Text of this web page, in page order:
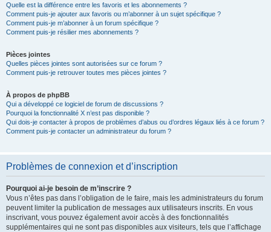
Quelle est la différence entre les favoris et les abonnements ?
Comment puis-je ajouter aux favoris ou m’abonner à un sujet spécifique ?
Comment puis-je m’abonner à un forum spécifique ?
Comment puis-je résilier mes abonnements ?
Pièces jointes
Quelles pièces jointes sont autorisées sur ce forum ?
Comment puis-je retrouver toutes mes pièces jointes ?
À propos de phpBB
Qui a développé ce logiciel de forum de discussions ?
Pourquoi la fonctionnalité X n’est pas disponible ?
Qui dois-je contacter à propos de problèmes d’abus ou d’ordres légaux liés à ce forum ?
Comment puis-je contacter un administrateur du forum ?
Problèmes de connexion et d’inscription
Pourquoi ai-je besoin de m’inscrire ?
Vous n’êtes pas dans l’obligation de le faire, mais les administrateurs du forum
peuvent limiter la publication de messages aux utilisateurs inscrits. En vous
inscrivant, vous pouvez également avoir accès à des fonctionnalités
supplémentaires qui ne sont pas disponibles aux visiteurs, tels que l’affichage